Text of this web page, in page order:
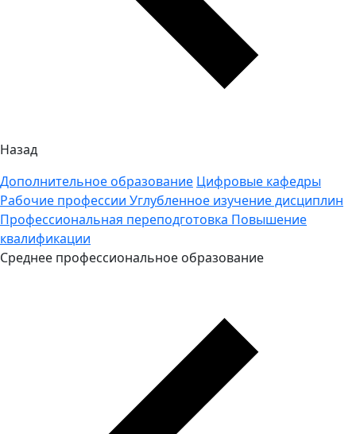
Назад
Дополнительное образование Цифровые кафедры
Рабочие профессии Углубленное изучение дисциплин
Профессиональная переподготовка Повышение
квалификации
Среднее профессиональное образование